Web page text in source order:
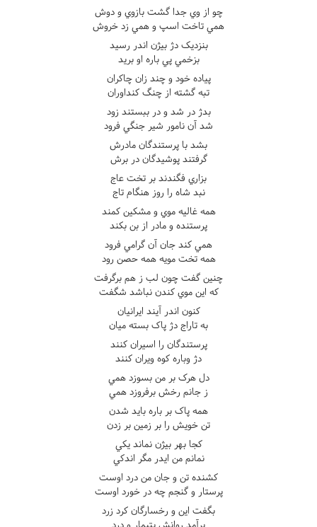
چو از وي جدا گشت بازوي و دوش
همي تاخت اسپ و همي زد خروش
بنزديک دژ بيژن اندر رسيد
بزخمي پي باره او بريد
پياده خود و چند زان چاکران
تبه گشته از چنگ کنداوران
بدژ در شد و در ببستند زود
شد آن نامور شير جنگي فرود
بشد با پرستندگان مادرش
گرفتند پوشيدگان در برش
بزاري فگندند بر تخت عاج
نبد شاه را روز هنگام تاج
همه غاليه موي و مشکين کمند
پرستنده و مادر از بن بکند
همي کند جان آن گرامي فرود
همه تخت مويه همه حصن رود
چنين گفت چون لب ز هم برگرفت
که اين موي کندن نباشد شگفت
کنون اندر آيند ايرانيان
به تاراج دژ پاک بسته ميان
پرستندگان را اسيران کنند
دژ وباره کوه ويران کنند
دل هرک بر من بسوزد همي
ز جانم رخش برفروزد همي
همه پاک بر باره بايد شدن
تن خويش را بر زمين بر زدن
کجا بهر بيژن نماند يکي
نمانم من ايدر مگر اندکي
کشنده تن و جان من درد اوست
پرستار و گنجم چه در خورد اوست
بگفت اين و رخسارگان کرد زرد